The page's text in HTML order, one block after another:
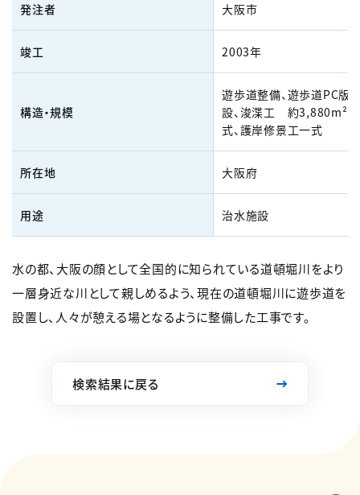
発注者 大阪市
竣工 2003年
構造・規模
遊歩道整備、遊歩道PC版
設、浚渫工 約3,880m²、
式、護岸修景工一式
所在地 大阪府
用途 治水施設
水の都、大阪の顔として全国的に知られている道頓堀川をより
一層身近な川として親しめるよう、現在の道頓堀川に遊歩道を
設置し、人々が憩える場となるように整備した工事です。
検索結果に戻る